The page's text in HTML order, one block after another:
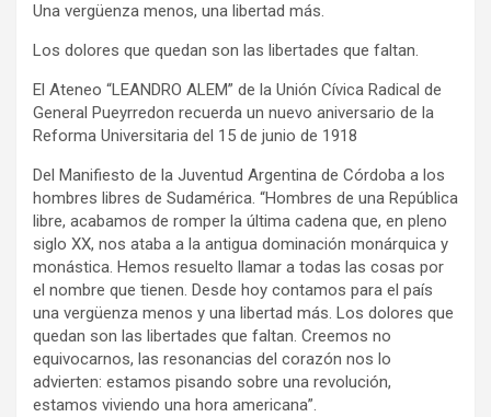
b
o
o
k
n
g
er
er s
A
p
p
gr
a
m
e
n
dl
y
Una vergüenza menos, una libertad más.
Los dolores que quedan son las libertades que faltan.
El Ateneo “LEANDRO ALEM” de la Unión Cívica Radical de
General Pueyrredon recuerda un nuevo aniversario de la
Reforma Universitaria del 15 de junio de 1918
Del Manifiesto de la Juventud Argentina de Córdoba a los
hombres libres de Sudamérica. “Hombres de una República
libre, acabamos de romper la última cadena que, en pleno
siglo XX, nos ataba a la antigua dominación monárquica y
monástica. Hemos resuelto llamar a todas las cosas por
el nombre que tienen. Desde hoy contamos para el país
una vergüenza menos y una libertad más. Los dolores que
quedan son las libertades que faltan. Creemos no
equivocarnos, las resonancias del corazón nos lo
advierten: estamos pisando sobre una revolución,
estamos viviendo una hora americana”.